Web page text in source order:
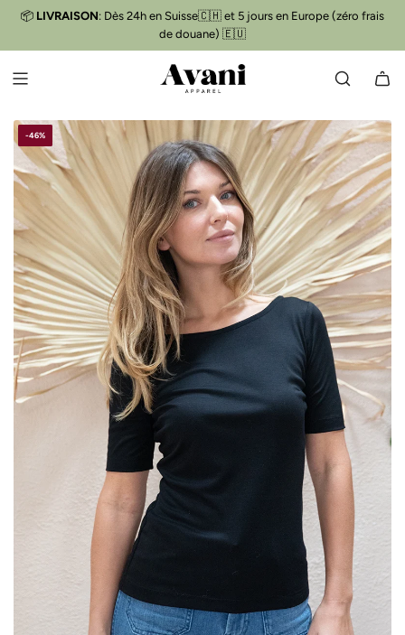
S
📦 LIVRAISON: Dès 24h en Suisse🇨🇭 et 5 jours en Europe (zéro frais
de douane) 🇪🇺
-46%